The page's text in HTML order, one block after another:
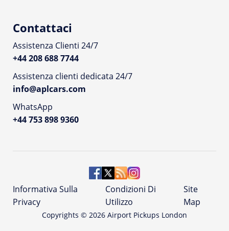
Contattaci
Assistenza Clienti 24/7
+44 208 688 7744
Assistenza clienti dedicata 24/7
info@aplcars.com
WhatsApp
+44 753 898 9360
Copyrights © 2026 Airport Pickups London
Informativa Sulla
Privacy
Condizioni Di
Utilizzo
Site
Map